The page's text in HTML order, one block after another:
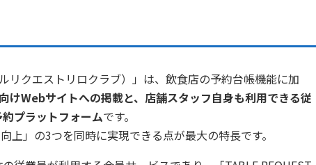
リクエストリロクラブ）」は、飲食店の予約台帳機能に加
けWebサイトへの掲載と、店舗スタッフ自身も利用できる従
プラットフォームです。
上」の3つを同時に実現できる点が最大の特長です。